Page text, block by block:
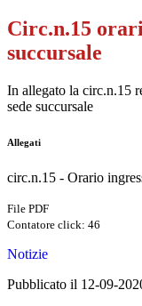
Circ.n.15
succursale
In allegato la circ.n.15
sede succursale
Allegati
circ.n.15 - Orario
File PDF
Contatore click: 46
Notizie
Pubblicato il 12-09-